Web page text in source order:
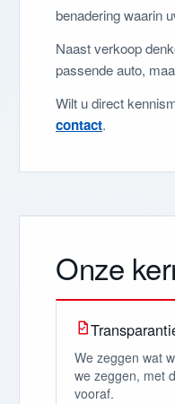
benadering waarin
Naast verkoop
passende auto,
Wilt u direct
contact.
Onze
We zeggen wat
we zeggen, met
vooraf.